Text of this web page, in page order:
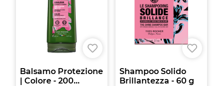
Balsamo Protezione
| Colore - 200...
Shampoo Solido
Brillantezza - 60 g